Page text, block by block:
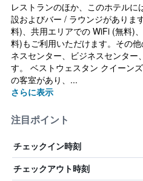
レストランのほか、このホテル
設およびバー / ラウンジがありま
料)、共用エリアでの WiFi (無料)
料)もご利用いただけます。その
ネスセンター、ビジネスセンター
す。 ベストウェスタン クイーン
の客室があり、...
さらに表示
注目ポイント
チェックイン時刻
チェックアウト時刻